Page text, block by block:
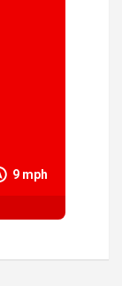
9 mph